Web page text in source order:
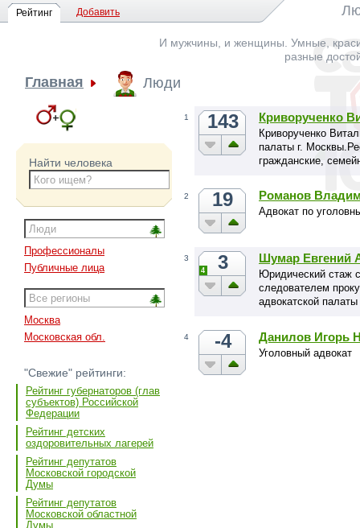
Рейтинг Добавить
И мужчины, и женщины. Умные,
разные
Главная Люди
Найти человека
Профессионалы
Публичные лица
Москва
Московская обл.
"Свежие" рейтинги:
Рейтинг губернаторов (глав
субъектов) Российской
Федерации
Рейтинг детских
оздоровительных лагерей
Рейтинг депутатов
Московской городской
Думы
Рейтинг депутатов
Московской областной
Думы
1 143 Криворученко
Криворученко
палаты г.
гражданские,
2 19 Романов
Адвокат по
3 3
4
Шумар Евгений
Юридический стаж
следователем
адвокатской
4 -4 Данилов Игорь
Уголовный адвокат